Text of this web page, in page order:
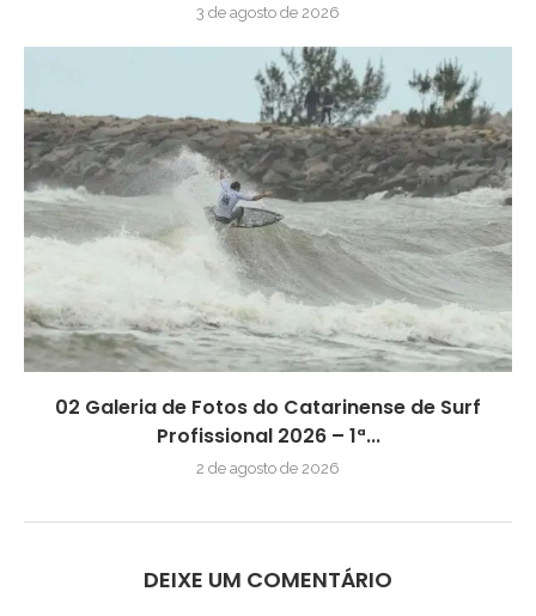
3 de agosto de 2026
02 Galeria de Fotos do Catarinense de Surf
Profissional 2026 – 1ª...
2 de agosto de 2026
DEIXE UM COMENTÁRIO